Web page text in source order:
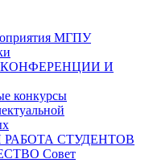
МГПУ
КОНФЕРЕНЦИИ И
конкурсы
СТУДЕНТОВ
Совет